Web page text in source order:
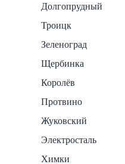
Долгопрудный
Троицк
Зеленоград
Щербинка
Королёв
Протвино
Жуковский
Электросталь
Химки